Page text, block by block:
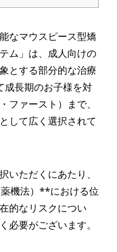
なマウスピース型矯
ム」は、成人向けの
とする部分的な治療
成長期のお子様を対
ファースト）まで、
して広く選択されて
いただくにあたり、
機法）**における位
的なリスクについ
必要がございます。